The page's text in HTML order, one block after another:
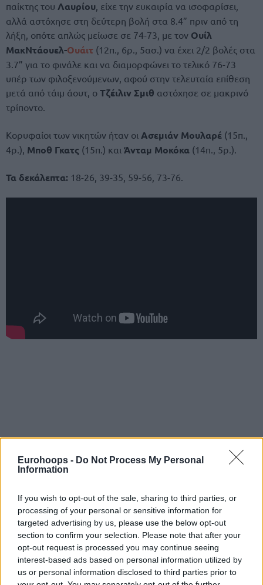
Eurohoops - Do Not Process My Personal
Information
If you wish to opt-out of the sale, sharing to third parties, or
processing of your personal or sensitive information for
targeted advertising by us, please use the below opt-out
section to confirm your selection. Please note that after your
opt-out request is processed you may continue seeing
interest-based ads based on personal information utilized by
us or personal information disclosed to third parties prior to
παίκτης του Λαυρίου, είχε την ευκαιρία να ισοφαρίσει,
αλλά αστόχησε στη δεύτερη βολή στα 8.4” πριν από τη
λήξη, οπότε απλώς μείωσε σε 74-73, με τον Ουίλ
ΜακΝτάουελ-Ουάιτ (12π., 6ρ., 5ασ.) να έχει 2/2 βολές στα
3.7” για το φινάλε και να διαμορφώνει το τελικό 76-73
υπέρ των φιλοξενούμενων, αφού στην τελευταία επίθεση
μετά από τάιμ άουτ, ο Τζέιλιν Σμιθ αστόχησε σε μακρινό
τρίποντο.
Κορυφαίοι των νικητών ήταν οι Ασεμιάν Μουλαρέ (15π.,
4ρ.), Μποθ Γκατς (15π.) και Άνταμ Μοκόκα (14π., 5ρ.).
Τα δεκάλεπτα: 18-26, 39-35, 59-56, 73-76.